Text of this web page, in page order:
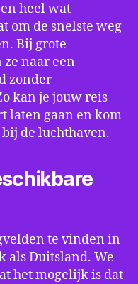
heel wat
om de snelste weg
Bij grote
naar een
zonder
kan je jouw reis
laten gaan en kom
de luchthaven.
te vinden in
als Duitsland. We
het mogelijk is dat